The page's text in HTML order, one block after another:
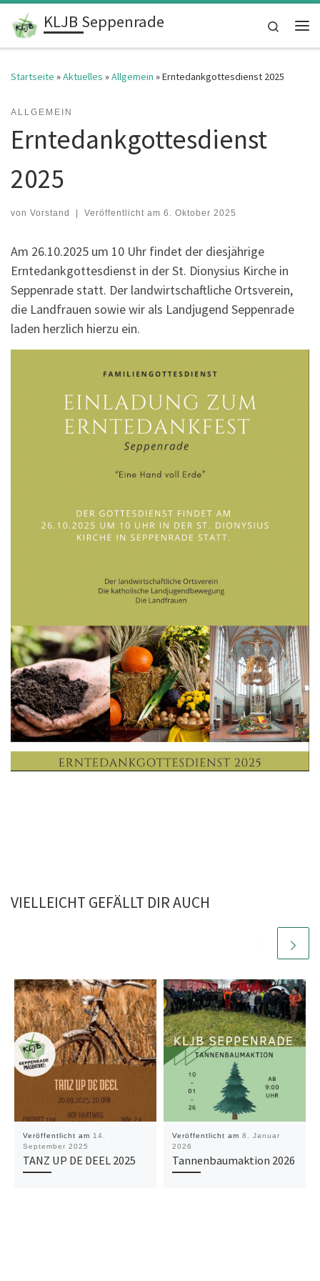
Zum Inhalt springen
KLJB Seppenrade
Search
Startseite »Aktuelles »Allgemein »Erntedankgottesdienst 2025
ALLGEMEIN
Erntedankgottesdienst
2025
von Vorstand | Veröffentlicht am 6. Oktober 2025
Am 26.10.2025 um 10 Uhr findet der diesjährige
Erntedankgottesdienst in der St. Dionysius Kirche in
Seppenrade statt. Der landwirtschaftliche Ortsverein,
die Landfrauen sowie wir als Landjugend Seppenrade
laden herzlich hierzu ein.
VIELLEICHT GEFÄLLT DIR AUCH
Veröffentlicht am 14.
September 2025
TANZ UP DE DEEL 2025
Veröffentlicht am 8. Januar
2026
Tannenbaumaktion 2026